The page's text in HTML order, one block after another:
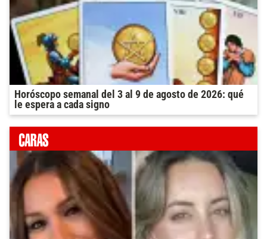
Horóscopo semanal del 3 al 9 de agosto de 2026: qué
le espera a cada signo